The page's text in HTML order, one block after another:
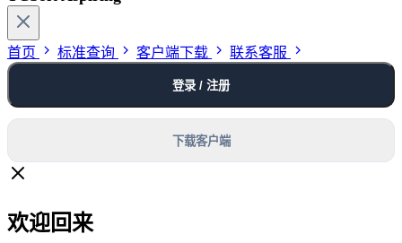
首页 标准查询 客户端下载 联系客服
登录 / 注册
下载客户端
欢迎回来